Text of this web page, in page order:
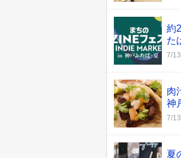
約
た
7/
肉
神
7/
夏